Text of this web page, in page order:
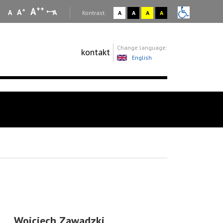
A A+ A++ A Kontrast: A A A A
kontakt
Change language:
English